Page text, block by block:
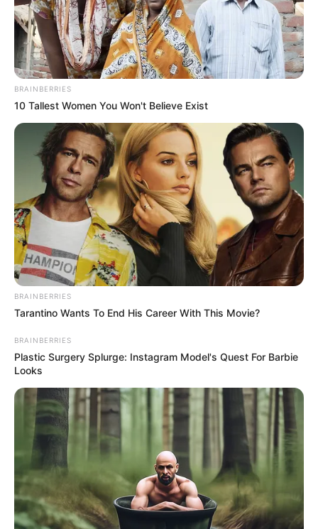
BRAINBERRIES
10 Tallest Women You Won't Believe Exist
BRAINBERRIES
Tarantino Wants To End His Career With This Movie?
BRAINBERRIES
Plastic Surgery Splurge: Instagram Model's Quest For Barbie
Looks